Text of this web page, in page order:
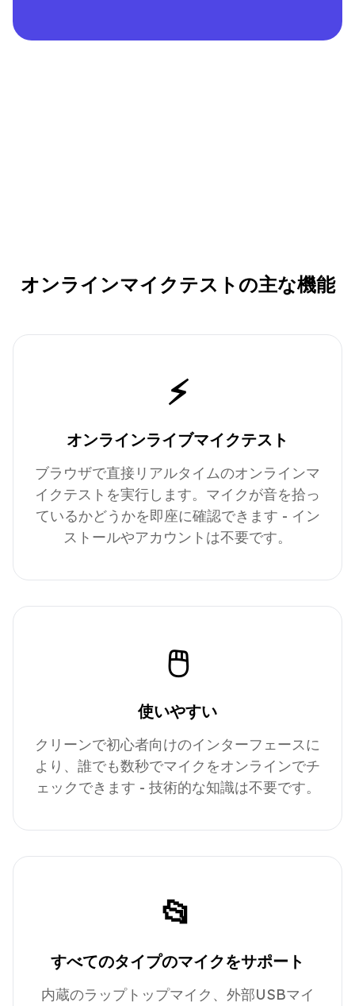
オンラインマイクテストの主な機能
⚡
オンラインライブマイクテスト
ブラウザで直接リアルタイムのオンラインマ
イクテストを実行します。マイクが音を拾っ
ているかどうかを即座に確認できます - イン
ストールやアカウントは不要です。
🖱️
使いやすい
クリーンで初心者向けのインターフェースに
より、誰でも数秒でマイクをオンラインでチ
ェックできます - 技術的な知識は不要です。
📂
すべてのタイプのマイクをサポート
内蔵のラップトップマイク、外部USBマイ